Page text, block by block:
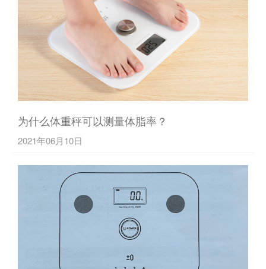
为什么体重秤可以测量体脂率？
2021年06月10日